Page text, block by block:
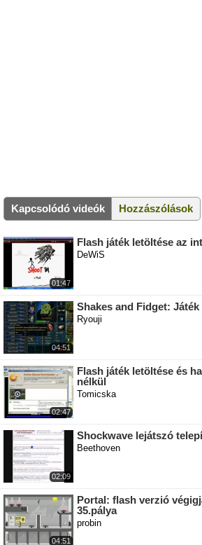
Kapcsolódó videók Hozzászólások
01:47
Flash játék letöltése az
DeWiS
04:51
Shakes and Fidget:
Ryouji
02:47
Flash játék letöltése és
nélkül
Tomicska
02:09
Shockwave lejátszó
Beethoven
04:51
Portal: flash verzió
35.pálya
probin